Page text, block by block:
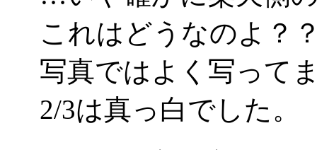
これはどうなのよ？
写真ではよく写って
2/3は真っ白でした。